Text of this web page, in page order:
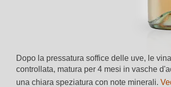
Dopo la pressatura soffice delle uve, le
controllata, matura per 4 mesi in vasche
una chiara speziatura con note minerali.